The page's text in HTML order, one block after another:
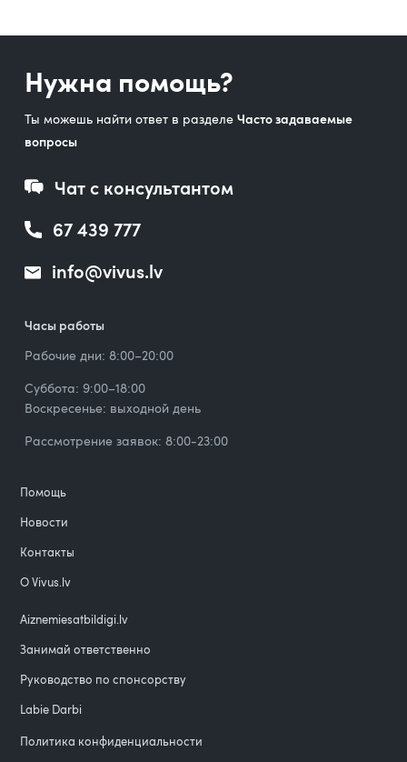
Нужна помощь?
Ты можешь найти ответ в разделе Часто задаваемые
вопросы
Чат с консультантом
67 439 777
info@vivus.lv
Часы работы
Рабочие дни: 8:00–20:00
Суббота: 9:00–18:00
Воскресенье: выходной день
Рассмотрение заявок: 8:00-23:00
Помощь
Новости
Контакты
О Vivus.lv
Aiznemiesatbildigi.lv
Занимай ответственно
Руководство по спонсорству
Labie Darbi
Политика конфиденциальности